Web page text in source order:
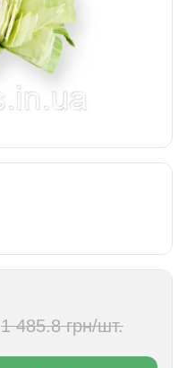
1 485.8 грн/шт.